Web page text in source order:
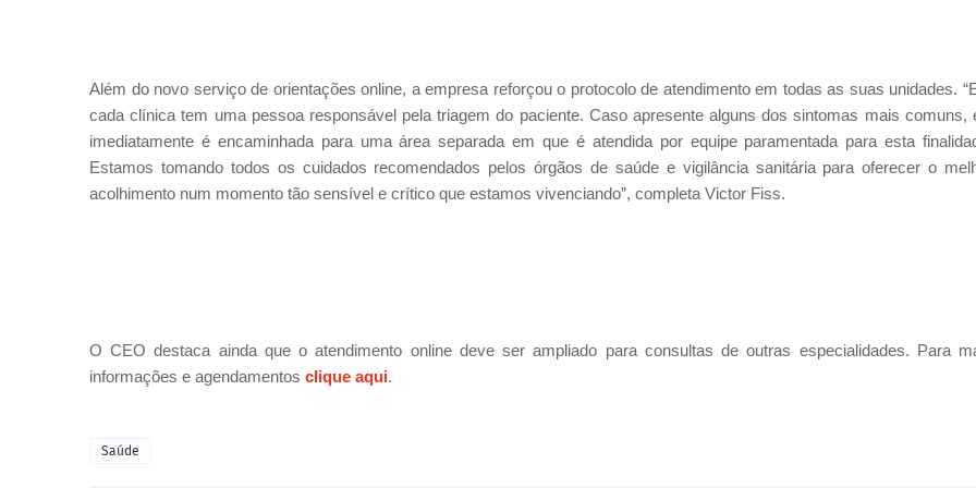
Além do novo serviço de orientações online, a empresa reforçou o protocolo de atendimento em todas as suas unidades.
cada clínica tem uma pessoa responsável pela triagem do paciente. Caso apresente alguns dos sintomas mais comuns,
imediatamente é encaminhada para uma área separada em que é atendida por equipe paramentada para esta
Estamos tomando todos os cuidados recomendados pelos órgãos de saúde e vigilância sanitária para oferecer o
acolhimento num momento tão sensível e crítico que estamos vivenciando”, completa Victor Fiss.
O CEO destaca ainda que o atendimento online deve ser ampliado para consultas de outras especialidades. Para
informações e agendamentos clique aqui.
Saúde